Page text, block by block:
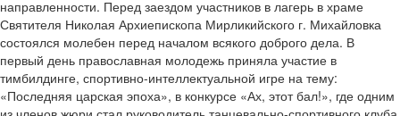
направленности. Перед заездом участников в лагерь в храме
Святителя Николая Архиепископа Мирликийского г. Михайловка
состоялся молебен перед началом всякого доброго дела. В
первый день православная молодежь приняла участие в
тимбилдинге, спортивно-интеллектуальной игре на тему:
«Последняя царская эпоха», в конкурсе «Ах, этот бал!», где одним